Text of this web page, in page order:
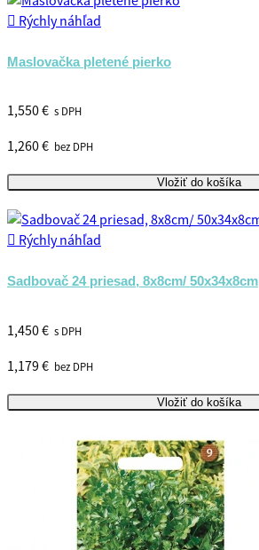
 Rýchly náhľad
Maslovačka pletené pierko
1,550 € s DPH
1,260 € bez DPH
Vložiť do košíka
 Rýchly náhľad
Sadbovač 24 priesad, 8x8cm/ 50x34x8cm
1,450 € s DPH
1,179 € bez DPH
Vložiť do košíka